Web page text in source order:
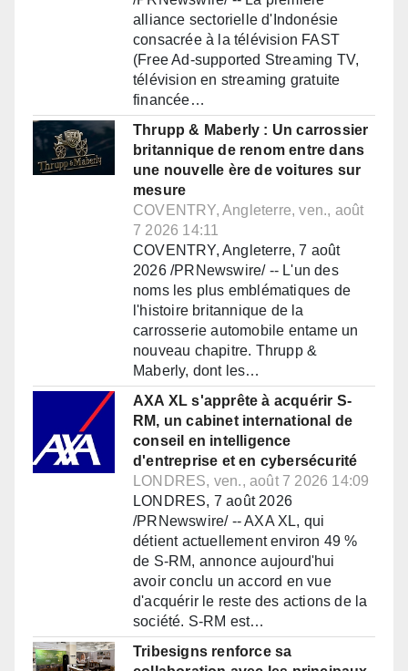
alliance sectorielle d'Indonésie
consacrée à la télévision FAST
(Free Ad-supported Streaming TV,
télévision en streaming gratuite
financée…
Thrupp & Maberly : Un carrossier
britannique de renom entre dans
une nouvelle ère de voitures sur
mesure
COVENTRY, Angleterre, ven., août
7 2026 14:11
COVENTRY, Angleterre, 7 août
2026 /PRNewswire/ -- L'un des
noms les plus emblématiques de
l'histoire britannique de la
carrosserie automobile entame un
nouveau chapitre. Thrupp &
Maberly, dont les…
AXA XL s'apprête à acquérir S-
RM, un cabinet international de
conseil en intelligence
d'entreprise et en cybersécurité
LONDRES, ven., août 7 2026 14:09
LONDRES, 7 août 2026
/PRNewswire/ -- AXA XL, qui
détient actuellement environ 49 %
de S-RM, annonce aujourd'hui
avoir conclu un accord en vue
d'acquérir le reste des actions de la
société. S-RM est…
Tribesigns renforce sa